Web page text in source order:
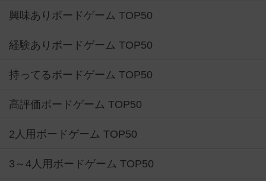
興味ありボードゲーム TOP50
経験ありボードゲーム TOP50
持ってるボードゲーム TOP50
高評価ボードゲーム TOP50
2人用ボードゲーム TOP50
3～4人用ボードゲーム TOP50